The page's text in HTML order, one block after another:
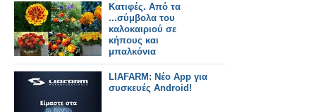
Κατιφές. Από τα
...σύμβολα του
καλοκαιριού σε
κήπους και
μπαλκόνια
LIAFARM: Νέο App για
συσκευές Android!